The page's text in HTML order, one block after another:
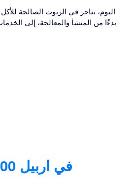
اليوم، نتاجر في الزيوت الصالحة
بدءًا من المنشأ والمعالجة، إلى
آلة عصر زيت بارد كبيرة موديل 6yz 100 في اربيل